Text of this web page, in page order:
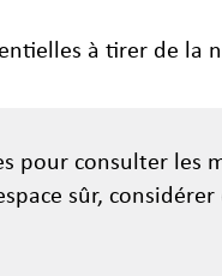
à tirer de la
pour consulter les
sûr,